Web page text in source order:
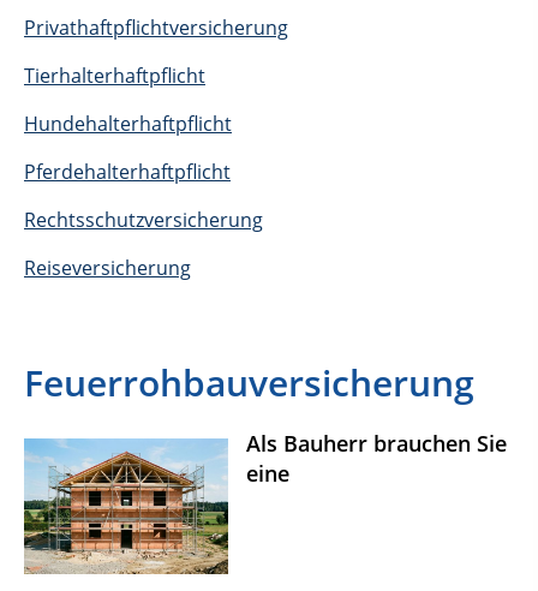
Privathaftpflichtversicherung
Tierhalterhaftpflicht
Hundehalterhaftpflicht
Pferdehalterhaftpflicht
Rechtsschutzversicherung
Reiseversicherung
Feuerrohbauversicherung
Als Bauherr brauchen Sie
eine